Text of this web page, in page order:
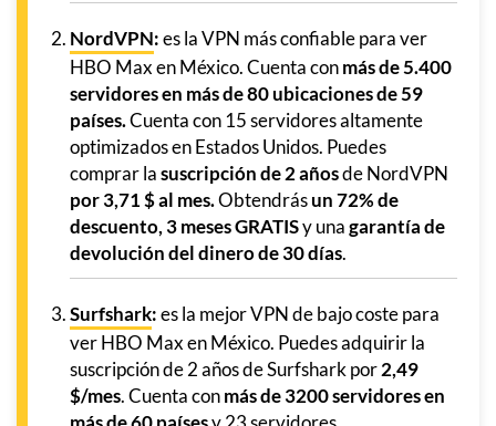
NordVPN:es la VPN más confiable para ver
HBO Max en México. Cuenta conmás de 5.400
servidores en más de 80 ubicaciones de 59
países.Cuenta con 15 servidores altamente
optimizados en Estados Unidos. Puedes
comprar lasuscripción de 2 añosde NordVPN
por 3,71 $ al mes.Obtendrásun 72% de
descuento, 3 meses GRATISy unagarantía de
devolución del dinero de 30 días.
Surfshark:es la mejor VPN de bajo coste para
ver HBO Max en México. Puedes adquirir la
suscripción de 2 años de Surfshark por2,49
$/mes. Cuenta conmás de 3200 servidores en